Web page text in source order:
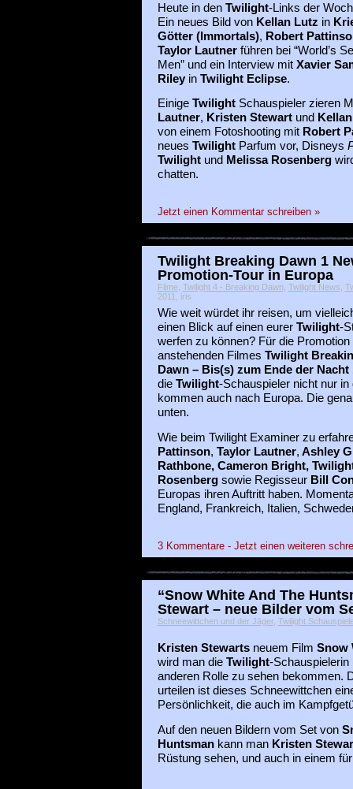
Heute in den Twilight-Links der
Ein neues Bild von Kellan Lutz in
Götter (Immortals), Robert
Taylor Lautnerführen bei “World’s
Men” und ein Interview mit Xavier
Riley in Twilight Eclipse.
Einige Twilight Schauspieler zieren
Lautner, Kristen Stewartund
von einem Fotoshooting mit Robert
neues TwilightParfum vor, Disneys
Twilight und Melissa Rosenberg
chatten.
Jetzt einen Kommentar schreiben »
Twilight Breaking Dawn 1
Promotion-Tour in Europa
Filme, Twilight 4 - Breaking Dawn, Twilight News
2011, iris
Wie weit würdet ihr reisen, um
einen Blick auf einen eurer Twilight-
werfen zu können? Für die Promotion
anstehenden Filmes Twilight
Dawn – Bis(s) zum Ende der Nacht
die Twilight-Schauspieler nicht nur
kommen auch nach Europa. Die
unten.
Wie beim Twilight Examiner zu
Pattinson, Taylor Lautner, Ashley
Rathbone, Cameron Bright,
Rosenbergsowie Regisseur Bill
Europas ihren Auftritt haben.
England, Frankreich, Italien,
3 Kommentare - Jetzt einen weiteren
“Snow White And The
Stewart – neue Bilder vom
Schneewittchen und der Jäger, Twilight
Kristen Stewartsneuem Film Snow
wird man die Twilight-Schauspielerin
anderen Rolle zu sehen bekommen.
urteilen ist dieses Schneewittchen
Persönlichkeit, die auch im
Auf den neuen Bildern vom Set von
Huntsmankann man Kristen
Rüstung sehen, und auch in einem